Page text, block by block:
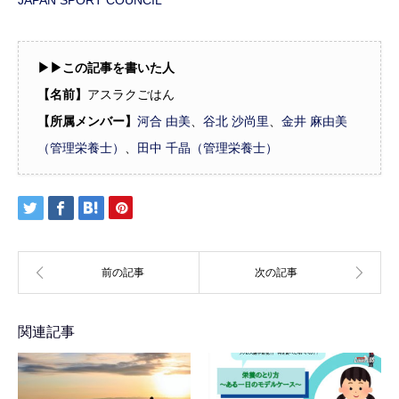
▶︎▶︎この記事を書いた人
【名前】 アスラクごはん
【所属メンバー】 河合 由美 谷北 沙尚里
金井 麻由美
（管理栄養士）
田中 千晶（管理栄養士）
関連記事